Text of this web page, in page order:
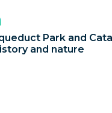
Park and
and nature